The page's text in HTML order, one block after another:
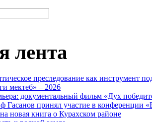
лента
преследование как инструмент
мектеб» – 2026
документальный фильм «Дух
Гасанов принял участие в конференции
новая книга о Курахском районе